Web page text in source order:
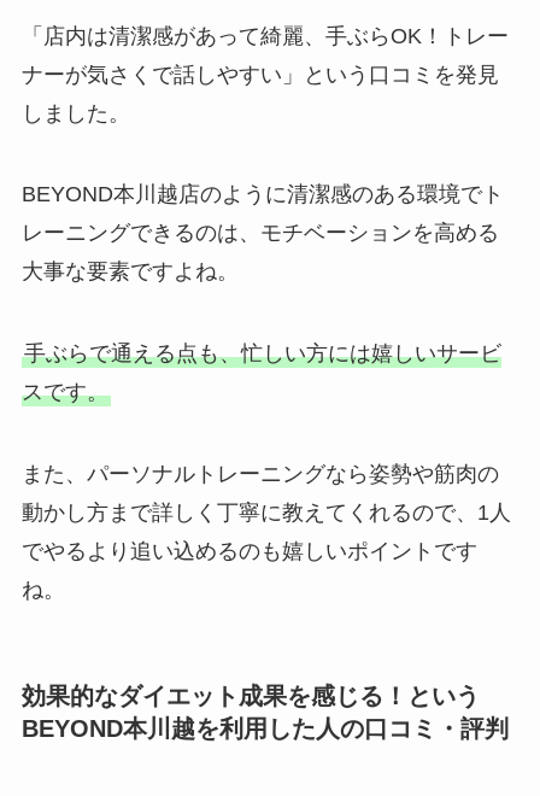
「店内は清潔感があって綺麗、手ぶらOK！トレー
ナーが気さくで話しやすい」という口コミを発見
しました。
BEYOND本川越店のように清潔感のある環境でト
レーニングできるのは、モチベーションを高める
大事な要素ですよね。
手ぶらで通える点も、忙しい方には嬉しいサービ
スです。
また、パーソナルトレーニングなら姿勢や筋肉の
動かし方まで詳しく丁寧に教えてくれるので、1人
でやるより追い込めるのも嬉しいポイントです
ね。
効果的なダイエット成果を感じる！という
BEYOND本川越を利用した人の口コミ・評判